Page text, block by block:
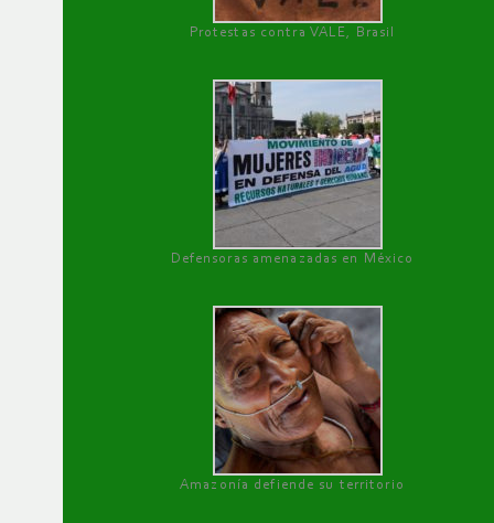
Protestas contra VALE, Brasil
Defensoras amenazadas en México
Amazonía defiende su territorio